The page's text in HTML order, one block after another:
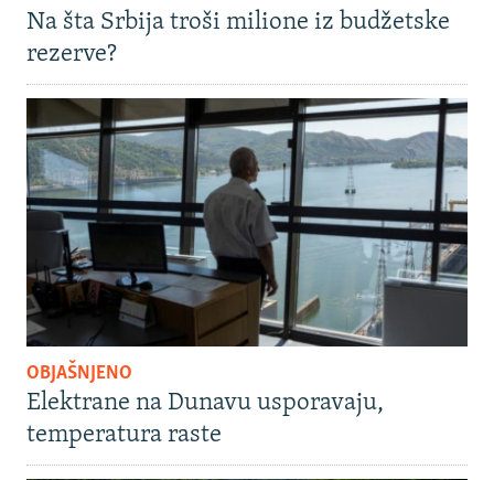
Na šta Srbija troši milione iz budžetske
rezerve?
OBJAŠNJENO
Elektrane na Dunavu usporavaju,
temperatura raste